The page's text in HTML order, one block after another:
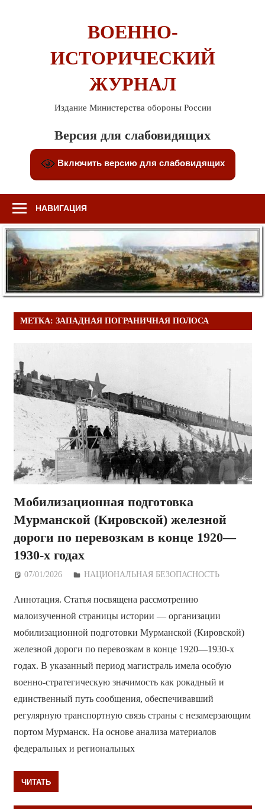
ВОЕННО-
ИСТОРИЧЕСКИЙ
ЖУРНАЛ
Издание Министерства обороны России
Версия для слабовидящих
Включить версию для слабовидящих
НАВИГАЦИЯ
МЕТКА: ЗАПАДНАЯ ПОГРАНИЧНАЯ ПОЛОСА
Мобилизационная подготовка
Мурманской (Кировской) железной
дороги по перевозкам в конце 1920—
1930-х годах
07/01/2026 Дежурный по Редакции
НАЦИОНАЛЬНАЯ БЕЗОПАСНОСТЬ
Аннотация. Статья посвящена рассмотрению
малоизученной страницы истории — организации
мобилизационной подготовки Мурманской (Кировской)
железной дороги по перевозкам в конце 1920—1930-х
годах. В указанный период магистраль имела особую
военно-стратегическую значимость как рокадный и
единственный путь сообщения, обеспечивавший
регулярную транспортную связь страны с незамерзающим
портом Мурманск. На основе анализа материалов
федеральных и региональных
ЧИТАТЬ